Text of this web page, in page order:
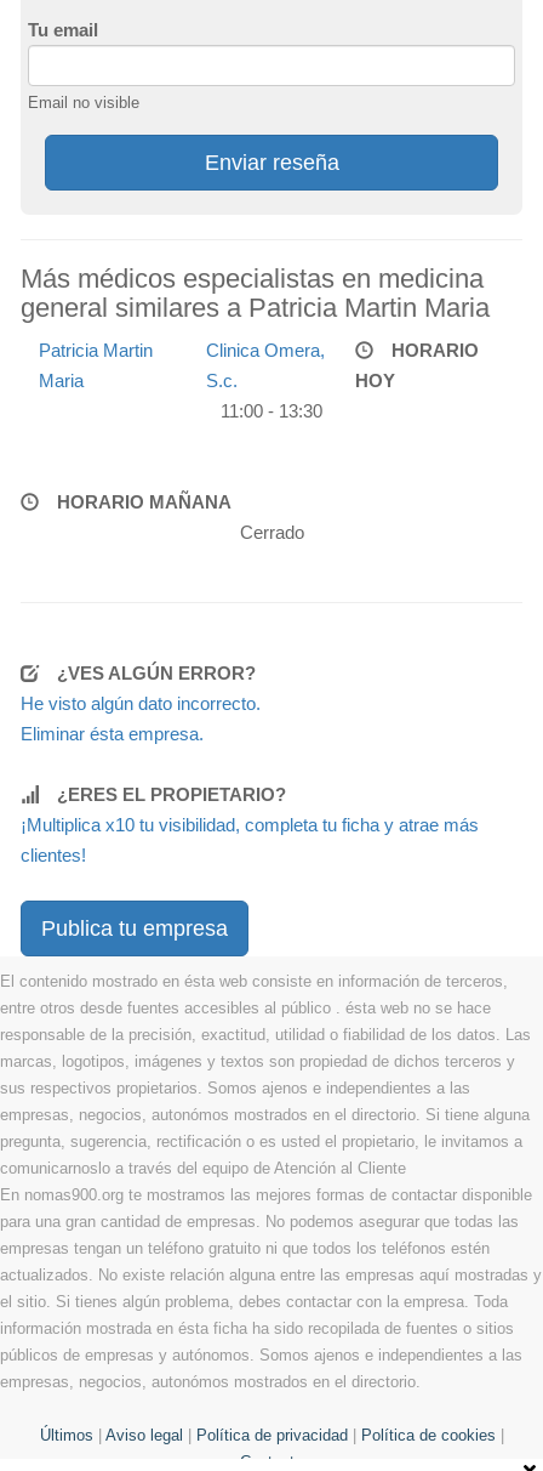
Tu email
Email no visible
Enviar reseña
Más médicos especialistas en medicina
general similares a Patricia Martin Maria
Patricia Martin
Maria
Clinica Omera,
S.c.
HORARIO
HOY
11:00 - 13:30
HORARIO MAÑANA
Cerrado
¿VES ALGÚN ERROR?
He visto algún dato incorrecto.
Eliminar ésta empresa.
¿ERES EL PROPIETARIO?
¡Multiplica x10 tu visibilidad, completa tu ficha y atrae más
clientes!
Publica tu empresa
El contenido mostrado en ésta web consiste en información de terceros,
entre otros desde fuentes accesibles al público . ésta web no se hace
responsable de la precisión, exactitud, utilidad o fiabilidad de los datos. Las
marcas, logotipos, imágenes y textos son propiedad de dichos terceros y
sus respectivos propietarios. Somos ajenos e independientes a las
empresas, negocios, autonómos mostrados en el directorio. Si tiene alguna
pregunta, sugerencia, rectificación o es usted el propietario, le invitamos a
comunicarnoslo a través del equipo de Atención al Cliente
En nomas900.org te mostramos las mejores formas de contactar disponible
para una gran cantidad de empresas. No podemos asegurar que todas las
empresas tengan un teléfono gratuito ni que todos los teléfonos estén
actualizados. No existe relación alguna entre las empresas aquí mostradas y
el sitio. Si tienes algún problema, debes contactar con la empresa. Toda
información mostrada en ésta ficha ha sido recopilada de fuentes o sitios
públicos de empresas y autónomos. Somos ajenos e independientes a las
empresas, negocios, autonómos mostrados en el directorio.
Últimos Aviso legal Política de privacidad Política de cookies
Contacto